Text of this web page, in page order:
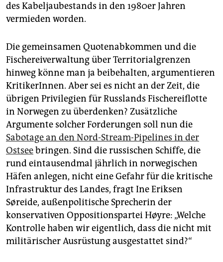
des Kabeljaubestands in den 1980er Jahren
vermieden worden.
Die gemeinsamen Quotenabkommen und die
Fischereiverwaltung über Territorialgrenzen
hinweg könne man ja beibehalten, argumentieren
KritikerInnen. Aber sei es nicht an der Zeit, die
übrigen Privilegien für Russlands Fischereiflotte
in Norwegen zu überdenken? Zusätzliche
Argumente solcher Forderungen soll nun die
Sabotage an den Nord-Stream-Pipelines in der
Ostseebringen. Sind die russischen Schiffe, die
rund eintausendmal jährlich in norwegischen
Häfen anlegen, nicht eine Gefahr für die kritische
Infrastruktur des Landes, fragt Ine Eriksen
Søreide, außenpolitische Sprecherin der
konservativen Oppositionspartei Høyre: „Welche
Kontrolle haben wir eigentlich, dass die nicht mit
militärischer Ausrüstung ausgestattet sind?“